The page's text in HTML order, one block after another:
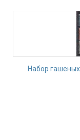
Набор